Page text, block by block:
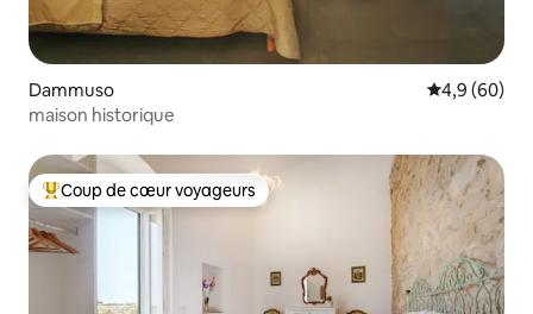
Dammuso Évaluation
4,9 (60)
maison historique
Coups de cœur voyageurs les plus appréciés
Coup de cœur voyageurs